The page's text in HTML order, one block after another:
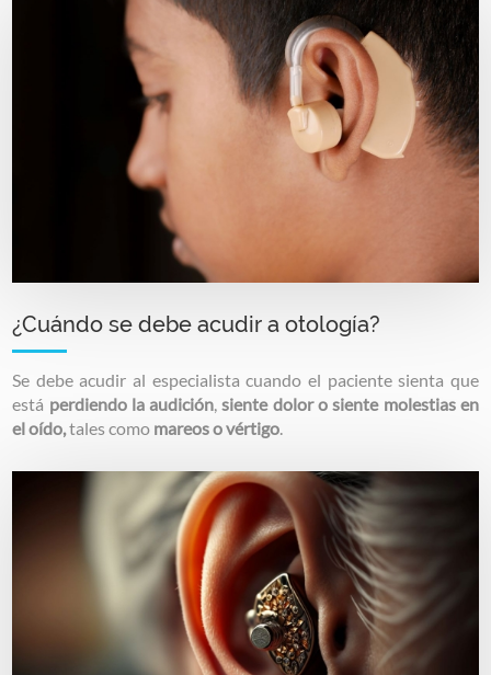
¿Cuándo se debe acudir a otología?
Se debe acudir al especialista cuando el paciente sienta que
está perdiendo la audición,siente dolor o siente molestias en
el oído,tales como mareos o vértigo.
Image